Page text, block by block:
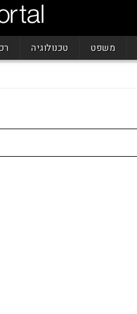
משפט טכנולוגיה